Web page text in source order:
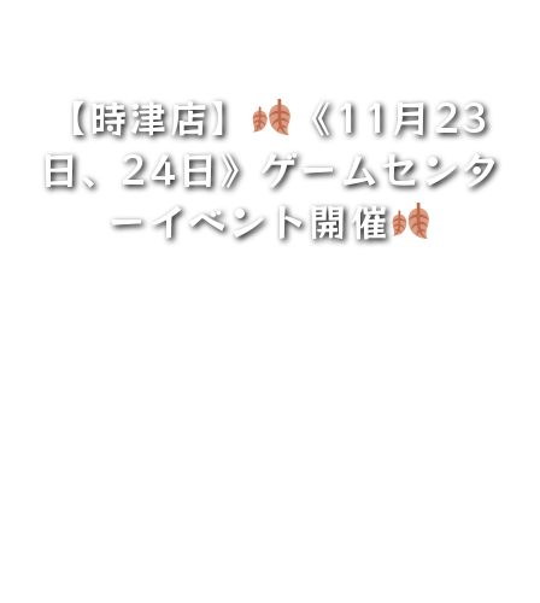
【時津店】
《11月23
日、24日》ゲームセンタ
ーイベント開催